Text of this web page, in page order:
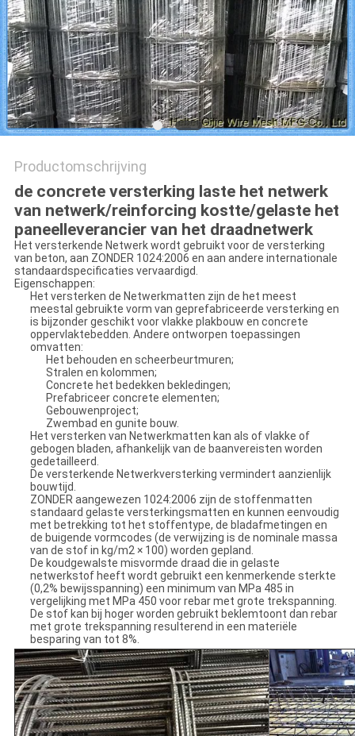
Productomschrijving
de concrete versterking laste het netwerk
van netwerk/reinforcing kostte/gelaste het
paneelleverancier van het draadnetwerk
Het versterkende Netwerk wordt gebruikt voor de versterking
van beton, aan ZONDER 1024:2006 en aan andere internationale
standaardspecificaties vervaardigd.
Eigenschappen:
Het versterken de Netwerkmatten zijn de het meest
meestal gebruikte vorm van geprefabriceerde versterking en
is bijzonder geschikt voor vlakke plakbouw en concrete
oppervlaktebedden. Andere ontworpen toepassingen
omvatten:
Het behouden en scheerbeurtmuren;
Stralen en kolommen;
Concrete het bedekken bekledingen;
Prefabriceer concrete elementen;
Gebouwenproject;
Zwembad en gunite bouw.
Het versterken van Netwerkmatten kan als of vlakke of
gebogen bladen, afhankelijk van de baanvereisten worden
gedetailleerd.
De versterkende Netwerkversterking vermindert aanzienlijk
bouwtijd.
ZONDER aangewezen 1024:2006 zijn de stoffenmatten
standaard gelaste versterkingsmatten en kunnen eenvoudig
met betrekking tot het stoffentype, de bladafmetingen en
de buigende vormcodes (de verwijzing is de nominale massa
van de stof in kg/m2 × 100) worden gepland.
De koudgewalste misvormde draad die in gelaste
netwerkstof heeft wordt gebruikt een kenmerkende sterkte
(0,2% bewijsspanning) een minimum van MPa 485 in
vergelijking met MPa 450 voor rebar met grote trekspanning.
De stof kan bij hoger worden gebruikt beklemtoont dan rebar
met grote trekspanning resulterend in een materiële
besparing van tot 8%.